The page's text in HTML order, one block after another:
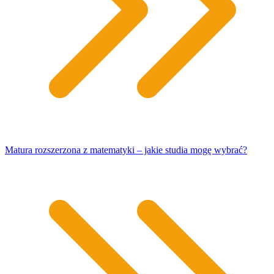
Matura rozszerzona z matematyki – jakie studia mogę wybrać?